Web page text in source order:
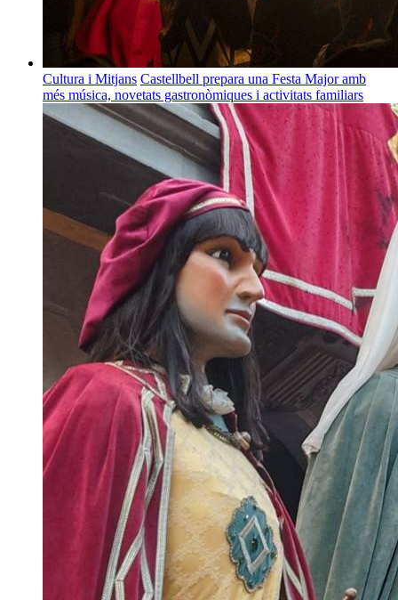
Cultura i Mitjans Castellbell prepara una Festa Major amb
més música, novetats gastronòmiques i activitats familiars